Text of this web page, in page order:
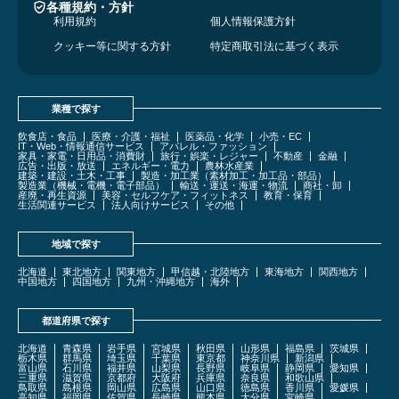
各種規約・方針
利用規約
個人情報保護方針
クッキー等に関する方針
特定商取引法に基づく表示
業種で探す
飲食店・食品 医療・介護・福祉 医薬品・化学
小売・EC
IT・Web・情報通信サービス
アパレル・ファッション
家具・家電・日用品・消費財
旅行・娯楽・レジャー 不動産
金融
広告・出版・放送
エネルギー・電力
農林水産業
建築・建設・土木・工事
製造・加工業（素材加工・加工品・部品）
製造業（機械・電機・電子部品）
輸送・運送・海運・物流
商社・卸
産廃・再生資源
美容・セルフケア・フィットネス
教育・保育
生活関連サービス
法人向けサービス その他
地域で探す
北海道 東北地方 関東地方 甲信越・北陸地方 東海地方
関西地方
中国地方
四国地方 九州・沖縄地方 海外
都道府県で探す
北海道 青森県 岩手県 宮城県 秋田県 山形県 福島県
茨城県
栃木県
群馬県 埼玉県 千葉県 東京都 神奈川県
新潟県
富山県
石川県 福井県 山梨県 長野県 岐阜県 静岡県
愛知県
三重県
滋賀県 京都府 大阪府 兵庫県 奈良県
和歌山県
鳥取県
島根県 岡山県 広島県 山口県 徳島県 香川県
愛媛県
高知県
福岡県 佐賀県 長崎県 熊本県 大分県 宮崎県